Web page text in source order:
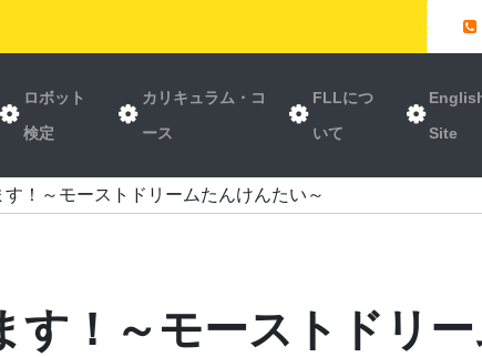
ロボット
検定
カリキュラム・コ
ース
FLLにつ
いて
Site
！～モーストドリームたんけんたい～
す！～モーストドリ